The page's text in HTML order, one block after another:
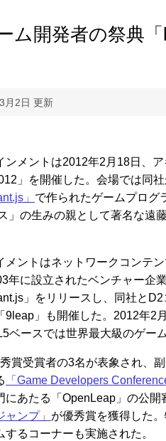
ム開発者の祭典
月2日 更新
メントは2012年2月18日、ア
」を開催した。会場では同
」 で作られたゲームプログ
」の生みの親として著名な遠
メントはネットワークコンテ
年に設立されたベンチャー企
」をリリースし、同社と
9leap」も開催した。2012年2
ベースでは世界最大級のゲー
賞受賞者の3名が表象され、
「Game Developers
にあたる「OpenLeap」の公
ャンプ」 が優秀賞を獲得した
るコーナーも実施された。